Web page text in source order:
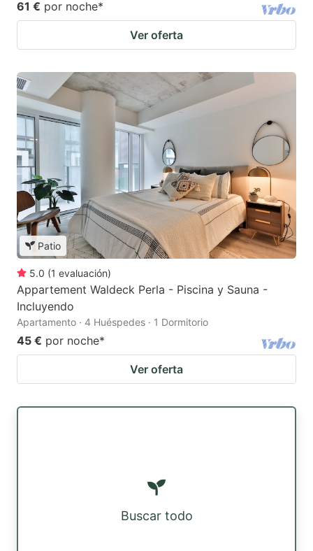
61 € por noche*
Ver oferta
Patio
5.0 (1 evaluación)
Appartement Waldeck Perla - Piscina y Sauna -
Incluyendo
Apartamento · 4 Huéspedes · 1 Dormitorio
45 € por noche*
Ver oferta
Buscar todo